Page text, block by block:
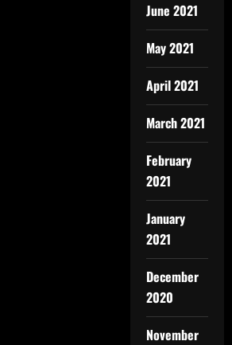
June 2021
May 2021
April 2021
March 2021
February
2021
January
2021
December
2020
November